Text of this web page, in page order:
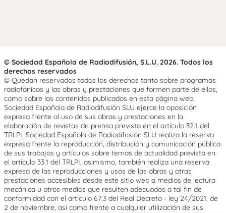
© Sociedad Española de Radiodifusión, S.L.U. 2026. Todos los
derechos reservados
© Quedan reservados todos los derechos tanto sobre programas
radiofónicos y las obras y prestaciones que formen parte de ellos,
como sobre los contenidos publicados en esta página web.
Sociedad Española de Radiodifusión SLU ejerce la oposición
expresa frente al uso de sus obras y prestaciones en la
elaboración de revistas de prensa prevista en el artículo 32.1 del
TRLPI. Sociedad Española de Radiodifusión SLU realiza la reserva
expresa frente la reproducción, distribución y comunicación pública
de sus trabajos y artículos sobre temas de actualidad prevista en
el artículo 33.1 del TRLPI, asimismo, también realiza una reserva
expresa de las reproducciones y usos de las obras y otras
prestaciones accesibles desde este sitio web a medios de lectura
mecánica u otros medios que resulten adecuados a tal fin de
conformidad con el artículo 67.3 del Real Decreto - ley 24/2021, de
2 de noviembre, así como frente a cualquier utilización de sus